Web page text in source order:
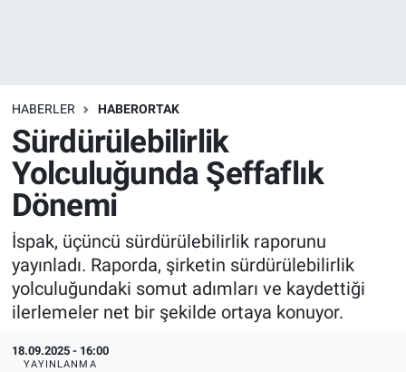
HABERLER HABERORTAK
Sürdürülebilirlik
Yolculuğunda Şeffaflık
Dönemi
İspak, üçüncü sürdürülebilirlik raporunu
yayınladı. Raporda, şirketin sürdürülebilirlik
yolculuğundaki somut adımları ve kaydettiği
ilerlemeler net bir şekilde ortaya konuyor.
18.09.2025 - 16:00
YAYINLANMA
İnşaat ve Malzeme
HaberOrtak
EndüstriST
Enerjisini Üreten Fabrikalar
Endüstri 4.0 Uygulamaları